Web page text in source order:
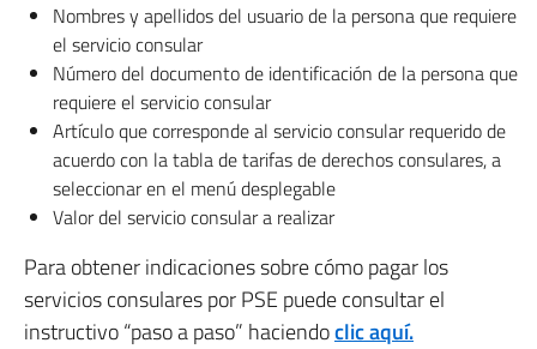
Nombres y apellidos del usuario de la persona que requiere
el servicio consular
Número del documento de identificación de la persona que
requiere el servicio consular
Artículo que corresponde al servicio consular requerido de
acuerdo con la tabla de tarifas de derechos consulares, a
seleccionar en el menú desplegable
Valor del servicio consular a realizar
Para obtener indicaciones sobre cómo pagar los
servicios consulares por PSE puede consultar el
instructivo “paso a paso” haciendoclic aquí.